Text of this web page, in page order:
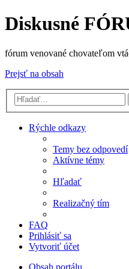
Diskusné
fórum venované chovateľom
Prejsť na obsah
Rýchle odkazy
Temy bez odpovedí
Aktívne témy
Hľadať
Realizačný tím
FAQ
Prihlásiť sa
Vytvoriť účet